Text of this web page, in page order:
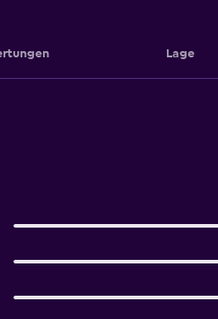
Lage